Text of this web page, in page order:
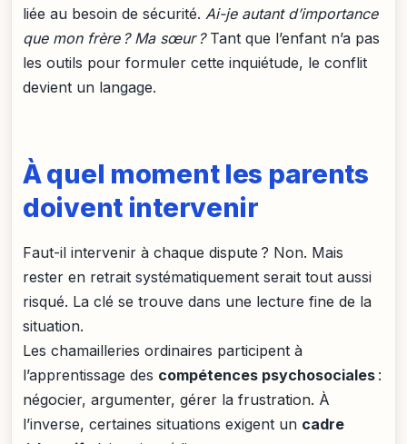
liée au besoin de sécurité. Ai-je autant d’importance
que mon frère ? Ma sœur ?Tant que l’enfant n’a pas
les outils pour formuler cette inquiétude, le conflit
devient un langage.
À quel moment les parents
doivent intervenir
Faut-il intervenir à chaque dispute ? Non. Mais
rester en retrait systématiquement serait tout aussi
risqué. La clé se trouve dans une lecture fine de la
situation.
Les chamailleries ordinaires participent à
l’apprentissage des compétences psychosociales :
négocier, argumenter, gérer la frustration. À
l’inverse, certaines situations exigent un cadre